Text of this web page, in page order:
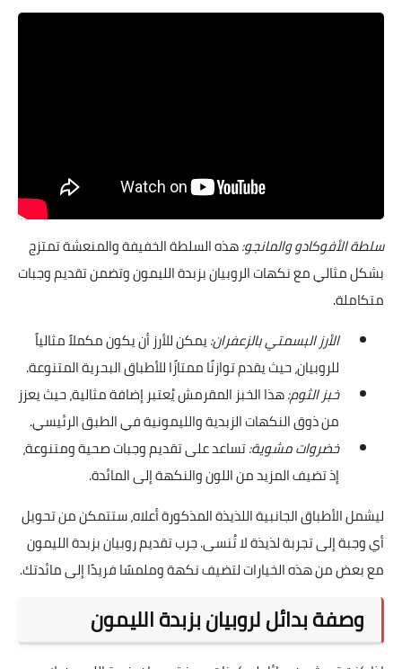
سلطة الأفوكادو والمانجو:هذه السلطة الخفيفة والمنعشة تمتزج
بشكل مثالي مع نكهات الروبيان بزبدة الليمون وتضمن تقديم وجبات
متكاملة.
الأرز البسمتي بالزعفران:يمكن للأرز أن يكون مكملاً مثالياً
للروبيان، حيث يقدم توازنًا ممتازًا للأطباق البحرية المتنوعة.
خبز الثوم:هذا الخبز المقرمش يُعتبر إضافة مثالية، حيث يعزز
من ذوق النكهات الزبدية والليمونية في الطبق الرئيسي.
خضروات مشوية:تساعد على تقديم وجبات صحية ومتنوعة،
إذ تضيف المزيد من اللون والنكهة إلى المائدة.
ليشمل الأطباق الجانبية اللذيذة المذكورة أعلاه، ستتمكن من تحويل
أي وجبة إلى تجربة لذيذة لا تُنسى. جرب تقديم روبيان بزبدة الليمون
مع بعض من هذه الخيارات لتضيف نكهة وملمسًا فريدًا إلى مائدتك.
وصفة بدائل لروبيان بزبدة الليمون